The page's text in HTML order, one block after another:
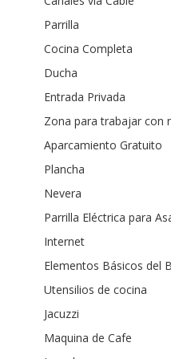
Parrilla
Cocina Completa
Ducha
Entrada Privada
Zona para trabajar con
Aparcamiento Gratuito
Plancha
Nevera
Parrilla Eléctrica para
Internet
Elementos Básicos del
Utensilios de cocina
Jacuzzi
Maquina de Cafe